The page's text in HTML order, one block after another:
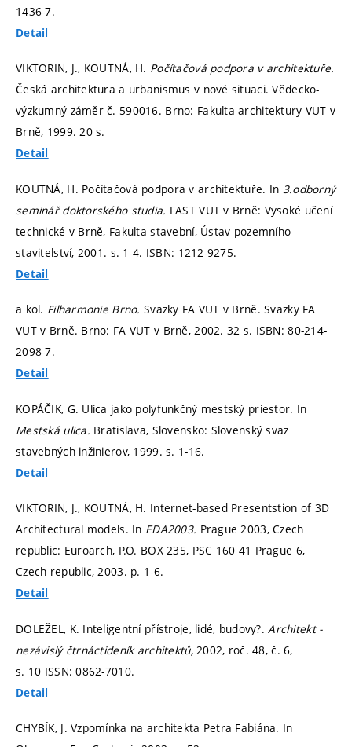
1436-7.
Detail
VIKTORIN, J., KOUTNÁ, H. Počítačová podpora v architektuře.
Česká architektura a urbanismus v nové situaci. Vědecko-
výzkumný záměr č. 590016. Brno: Fakulta architektury VUT v
Brně, 1999. 20 s.
Detail
KOUTNÁ, H. Počítačová podpora v architektuře. In 3.odborný
seminář doktorského studia. FAST VUT v Brně: Vysoké učení
technické v Brně, Fakulta stavební, Ústav pozemního
stavitelství, 2001. s. 1-4. ISBN: 1212-9275.
Detail
a kol. Filharmonie Brno.Svazky FA VUT v Brně. Svazky FA
VUT v Brně. Brno: FA VUT v Brně, 2002. 32 s. ISBN: 80-214-
2098-7.
Detail
KOPÁČIK, G. Ulica jako polyfunkčný mestský priestor. In
Mestská ulica. Bratislava, Slovensko: Slovenský svaz
stavebných inžinierov, 1999.s. 1-16.
Detail
VIKTORIN, J., KOUTNÁ, H. Internet-based Presentstion of 3D
Architectural models. In EDA2003. Prague 2003, Czech
republic: Euroarch, P.O. BOX 235, PSC 160 41 Prague 6,
Czech republic, 2003. p. 1-6.
Detail
DOLEŽEL, K. Inteligentní přístroje, lidé, budovy?.Architekt -
nezávislý čtrnáctideník architektů, 2002, roč. 48, č. 6,
s. 10 ISSN: 0862-7010.
Detail
CHYBÍK, J. Vzpomínka na architekta Petra Fabiána. In